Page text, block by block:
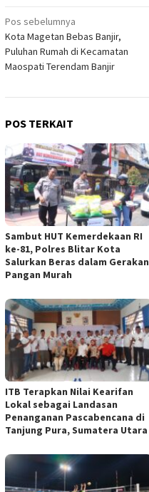
Navigasi
pos
Pos sebelumnya
Kota Magetan Bebas Banjir,
Puluhan Rumah di Kecamatan
Maospati Terendam Banjir
POS TERKAIT
Sambut HUT Kemerdekaan RI
ke-81, Polres Blitar Kota
Salurkan Beras dalam Gerakan
Pangan Murah
ITB Terapkan Nilai Kearifan
Lokal sebagai Landasan
Penanganan Pascabencana di
Tanjung Pura, Sumatera Utara